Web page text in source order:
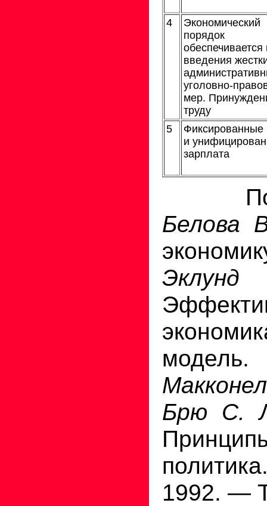
4
Экономический
порядок
обеспечивается
введения
уголовно-
мер.
труду
5
Фиксированные
и
зарплата
Белова
Брю С.
1992. —